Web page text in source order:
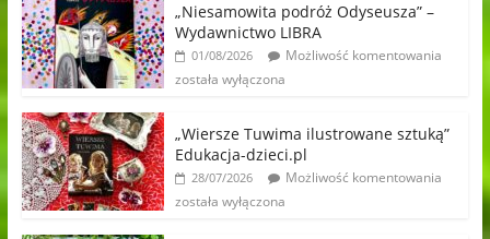
„Niesamowita podróż Odyseusza” –
Wydawnictwo LIBRA
01/08/2026
Możliwość komentowania
została wyłączona
„Wiersze Tuwima ilustrowane sztuką”
Edukacja-dzieci.pl
28/07/2026
Możliwość komentowania
została wyłączona